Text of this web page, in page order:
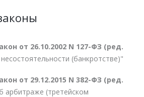
от 26.10.2002 N 127-ФЗ (ред.
(банкротстве)"
от 29.12.2015 N 382-ФЗ (ред.
арбитраже (третейском